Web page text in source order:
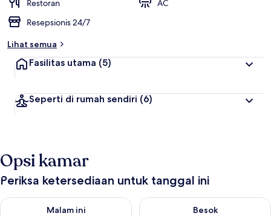
Restoran
AC
Resepsionis 24/7
Lihat semua
Fasilitas utama (5)
Seperti di rumah sendiri (6)
Opsi kamar
Periksa ketersediaan untuk tanggal ini
Malam ini
Periksa ketersediaan untuk malam ini Agu 7 - Agu 8
Besok
Periksa ketersediaan untuk